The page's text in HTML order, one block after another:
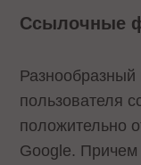
Ссылочные
Разнообразный
пользователя
положительно
Google. Причем